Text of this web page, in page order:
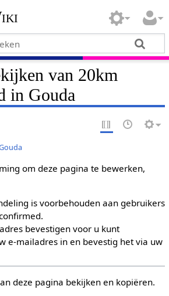
van 20km
in Gouda
om deze pagina te bewerken,
is voorbehouden aan gebruikers
bevestigen voor u kunt
e-mailadres in en bevestig het via uw
deze pagina bekijken en kopiëren.